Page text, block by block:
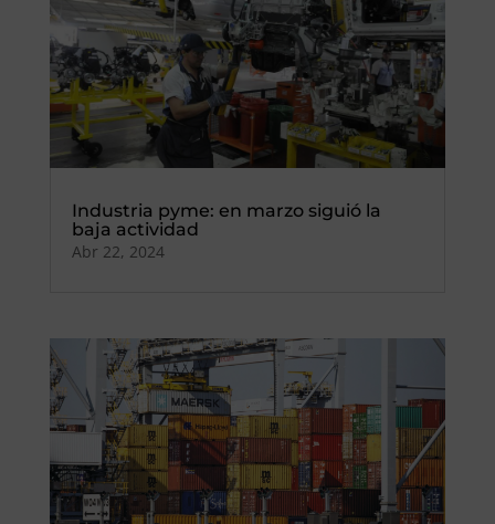
Industria pyme: en marzo siguió la
baja actividad
Abr 22, 2024